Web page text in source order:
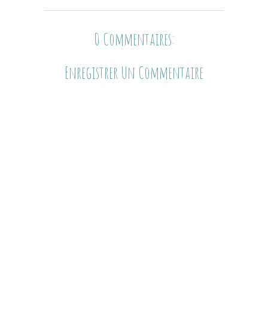
0 Commentaires:
Enregistrer Un Commentaire